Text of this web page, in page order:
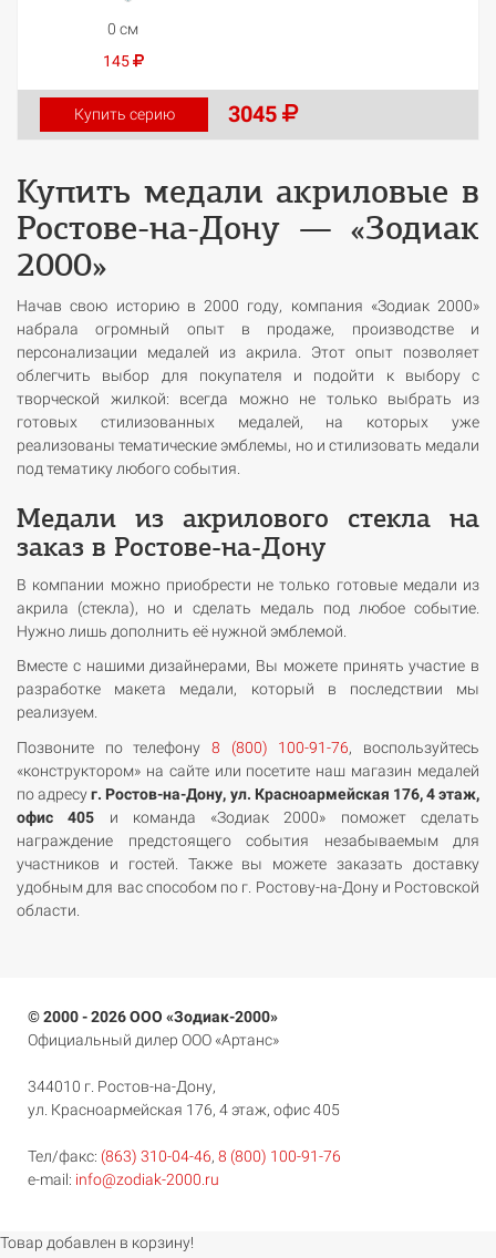
0 см
145
Купить серию 3045
Купить медали акриловые в
Ростове-на-Дону — «Зодиак
2000»
Начав свою историю в 2000 году, компания «Зодиак 2000»
набрала огромный опыт в продаже, производстве и
персонализации медалей из акрила. Этот опыт позволяет
облегчить выбор для покупателя и подойти к выбору с
творческой жилкой: всегда можно не только выбрать из
готовых стилизованных медалей, на которых уже
реализованы тематические эмблемы, но и стилизовать медали
под тематику любого события.
Медали из акрилового стекла на
заказ в Ростове-на-Дону
В компании можно приобрести не только готовые медали из
акрила (стекла), но и сделать медаль под любое событие.
Нужно лишь дополнить её нужной эмблемой.
Вместе с нашими дизайнерами, Вы можете принять участие в
разработке макета медали, который в последствии мы
реализуем.
Позвоните по телефону 8 (800) 100-91-76, воспользуйтесь
«конструктором» на сайте или посетите наш магазин медалей
по адресуг. Ростов-на-Дону, ул. Красноармейская 176, 4 этаж,
офис 405 и команда «Зодиак 2000» поможет сделать
награждение предстоящего события незабываемым для
участников и гостей. Также вы можете заказать доставку
удобным для вас способом по г. Ростову-на-Дону и Ростовской
области.
© 2000 - 2026 ООО «Зодиак-2000»
Официальный дилер ООО «Артанс»
344010 г. Ростов-на-Дону,
ул. Красноармейская 176, 4 этаж, офис 405
Тел/факс: (863) 310-04-46, 8 (800) 100-91-76
e-mail: info@zodiak-2000.ru
Товар добавлен в корзину!